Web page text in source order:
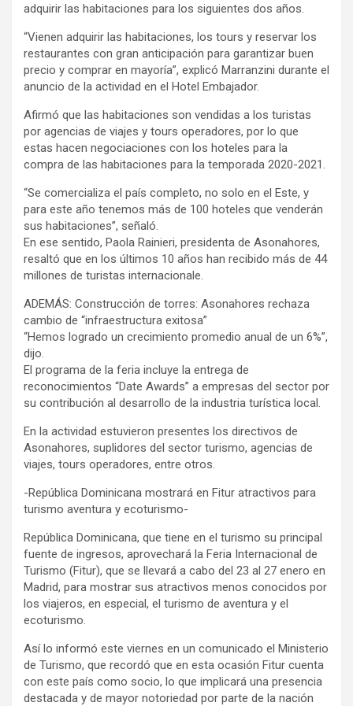
adquirir las habitaciones para los siguientes dos años.
“Vienen adquirir las habitaciones, los tours y reservar los
restaurantes con gran anticipación para garantizar buen
precio y comprar en mayoría”, explicó Marranzini durante el
anuncio de la actividad en el Hotel Embajador.
Afirmó que las habitaciones son vendidas a los turistas
por agencias de viajes y tours operadores, por lo que
estas hacen negociaciones con los hoteles para la
compra de las habitaciones para la temporada 2020-2021.
“Se comercializa el país completo, no solo en el Este, y
para este año tenemos más de 100 hoteles que venderán
sus habitaciones”, señaló.
En ese sentido, Paola Rainieri, presidenta de Asonahores,
resaltó que en los últimos 10 años han recibido más de 44
millones de turistas internacionale.
ADEMÁS: Construcción de torres: Asonahores rechaza
cambio de “infraestructura exitosa”
“Hemos logrado un crecimiento promedio anual de un 6%”,
dijo.
El programa de la feria incluye la entrega de
reconocimientos “Date Awards” a empresas del sector por
su contribución al desarrollo de la industria turística local.
En la actividad estuvieron presentes los directivos de
Asonahores, suplidores del sector turismo, agencias de
viajes, tours operadores, entre otros.
-República Dominicana mostrará en Fitur atractivos para
turismo aventura y ecoturismo-
República Dominicana, que tiene en el turismo su principal
fuente de ingresos, aprovechará la Feria Internacional de
Turismo (Fitur), que se llevará a cabo del 23 al 27 enero en
Madrid, para mostrar sus atractivos menos conocidos por
los viajeros, en especial, el turismo de aventura y el
ecoturismo.
Así lo informó este viernes en un comunicado el Ministerio
de Turismo, que recordó que en esta ocasión Fitur cuenta
con este país como socio, lo que implicará una presencia
destacada y de mayor notoriedad por parte de la nación